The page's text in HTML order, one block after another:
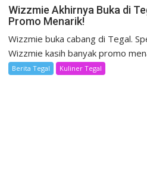
Wizzmie Akhirnya Buka di
Promo Menarik!
Wizzmie buka cabang di Tegal.
Wizzmie kasih banyak promo
Berita Tegal Kuliner Tegal